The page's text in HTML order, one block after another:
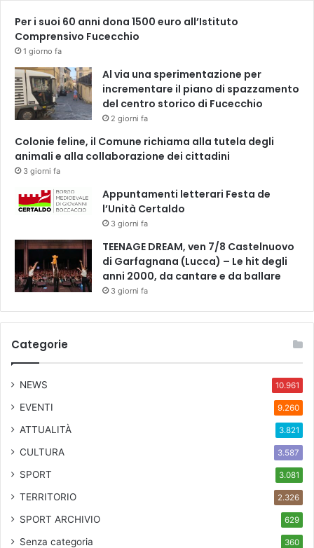
Per i suoi 60 anni dona 1500 euro all’Istituto
Comprensivo Fucecchio
1 giorno fa
Al via una sperimentazione per
incrementare il piano di spazzamento
del centro storico di Fucecchio
2 giorni fa
Colonie feline, il Comune richiama alla tutela degli
animali e alla collaborazione dei cittadini
3 giorni fa
Appuntamenti letterari Festa de
l’Unità Certaldo
3 giorni fa
TEENAGE DREAM, ven 7/8 Castelnuovo
di Garfagnana (Lucca) – Le hit degli
anni 2000, da cantare e da ballare
3 giorni fa
Categorie
NEWS 10.961
EVENTI 9.260
ATTUALITÀ 3.821
CULTURA 3.587
SPORT 3.081
TERRITORIO 2.326
SPORT ARCHIVIO 629
Senza categoria 360